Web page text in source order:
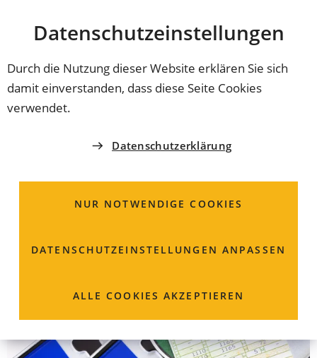
Datenschutz­einstellungen
Durch die Nutzung dieser Website erklären Sie sich
damit einverstanden, dass diese Seite Cookies
verwendet.
Datenschutzerklärung
NUR NOTWENDIGE COOKIES
DATENSCHUTZ­EINSTELLUNGEN ANPASSEN
ALLE COOKIES AKZEPTIEREN
INHALT ANSPRINGEN
Coburg
ZWECKVERBAND ZULASSUNGSSTELLE COBURG
Beantragung der
Neuzulassung